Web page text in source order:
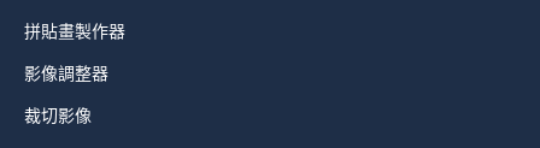
拼貼畫製作器
影像調整器
裁切影像